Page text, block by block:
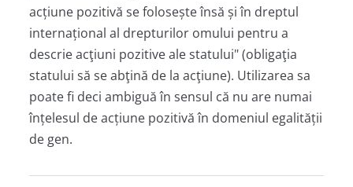
acțiune pozitivă se folosește însă și în dreptul
internațional al drepturilor omului pentru a
descrie acţiuni pozitive ale statului" (obligaţia
statului să se abţină de la acţiune). Utilizarea sa
poate fi deci ambiguă în sensul că nu are numai
înțelesul de acțiune pozitivă în domeniul egalității
de gen.